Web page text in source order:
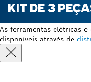
KIT DE 3
As ferramentas elétricas e
disponíveis através de